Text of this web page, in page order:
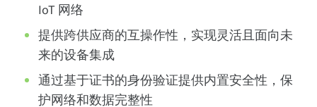
IoT 网络
提供跨供应商的互操作性，实现灵活且面向未
来的设备集成
通过基于证书的身份验证提供内置安全性，保
护网络和数据完整性